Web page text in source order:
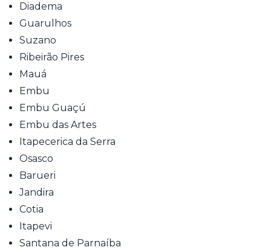
Diadema
Guarulhos
Suzano
Ribeirão Pires
Mauá
Embu
Embu Guaçú
Embu das Artes
Itapecerica da Serra
Osasco
Barueri
Jandira
Cotia
Itapevi
Santana de Parnaíba